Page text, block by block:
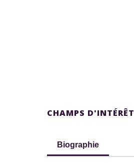
CHAMPS D'INTÉRÊT
Biographie